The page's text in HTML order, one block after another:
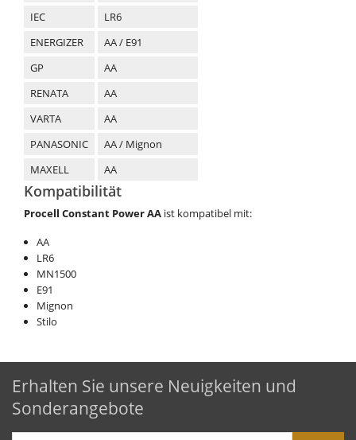
IEC
LR6
ENERGIZER
AA / E91
GP
AA
RENATA
AA
VARTA
AA
PANASONIC
AA / Mignon
MAXELL
AA
Kompatibilität
Procell Constant Power AA ist kompatibel mit:
AA
LR6
MN1500
E91
Mignon
Stilo
Erhalten Sie unsere Neuigkeiten und
Sonderangebote